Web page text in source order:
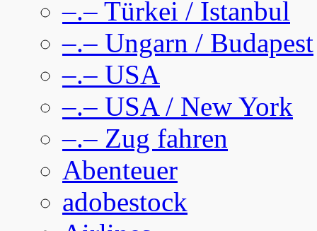
–.– Türkei / Istanbul
–.– Ungarn / Budapest
–.– USA
–.– USA / New York
–.– Zug fahren
Abenteuer
adobestock